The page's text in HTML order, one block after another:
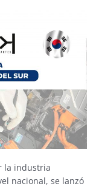
la industria
nacional, se lanzó